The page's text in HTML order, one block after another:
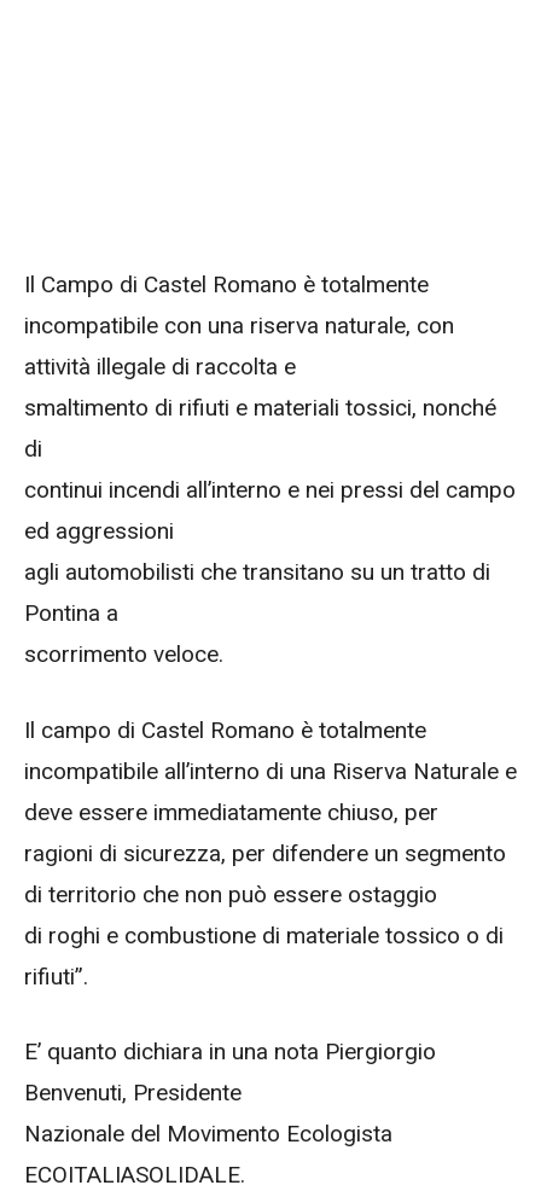
Il Campo di Castel Romano è totalmente
incompatibile con una riserva naturale, con
attività illegale di raccolta e
smaltimento di rifiuti e materiali tossici, nonché
di
continui incendi all’interno e nei pressi del campo
ed aggressioni
agli automobilisti che transitano su un tratto di
Pontina a
scorrimento veloce.
Il campo di Castel Romano è totalmente
incompatibile all’interno di una Riserva Naturale e
deve essere immediatamente chiuso, per
ragioni di sicurezza, per difendere un segmento
di territorio che non può essere ostaggio
di roghi e combustione di materiale tossico o di
rifiuti”.
E’ quanto dichiara in una nota Piergiorgio
Benvenuti, Presidente
Nazionale del Movimento Ecologista
ECOITALIASOLIDALE.